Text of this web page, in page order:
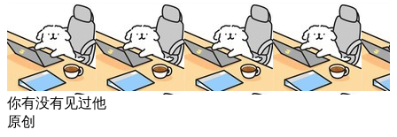
你有没有见过他
原创